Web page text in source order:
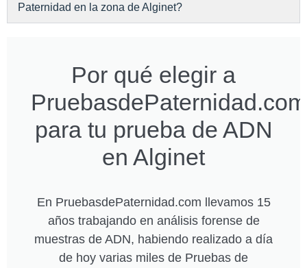
Paternidad en la zona de Alginet?
Por qué elegir a
PruebasdePaternidad.com
para tu prueba de ADN
en Alginet
En PruebasdePaternidad.com llevamos 15
años trabajando en análisis forense de
muestras de ADN, habiendo realizado a día
de hoy varias miles de Pruebas de